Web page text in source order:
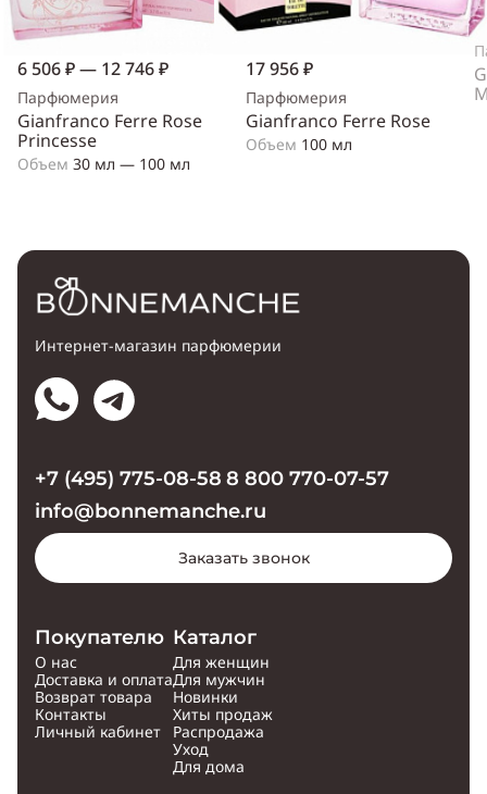
6 506 ₽ — 12 746 ₽
Парфюмерия
Gianfranco Ferre Rose
Princesse
Объем 30 мл — 100 мл
17 956 ₽
Парфюмерия
Gianfranco Ferre Rose
Объем 100 мл
Интернет-магазин парфюмерии
Покупателю
О нас
Доставка и оплата
Возврат товара
Контакты
Личный кабинет
Каталог
Для женщин
Для мужчин
Новинки
Хиты продаж
Распродажа
Уход
Для дома
+7 (495) 775-08-58 8 800 770-07-57
info@bonnemanche.ru
Заказать звонок